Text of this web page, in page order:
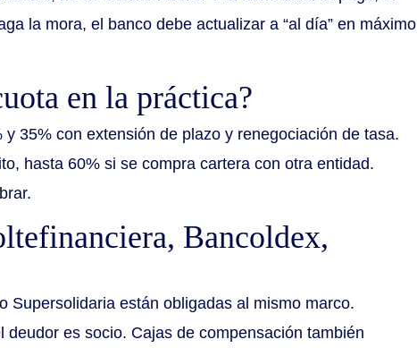
la mora, el banco debe actualizar a “al día” en máximo
en la práctica?
35% con extensión de plazo y renegociación de tasa.
hasta 60% si se compra cartera con otra entidad.
Bancoldex,
Supersolidaria están obligadas al mismo marco.
es socio. Cajas de compensación también